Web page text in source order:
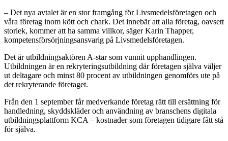
– Det nya avtalet är en stor framgång för Livsmedelsföretagen och
våra företag inom kött och chark. Det innebär att alla företag, oavsett
storlek, kommer att ha samma villkor, säger Karin Thapper,
kompetensförsörjningsansvarig på Livsmedelsföretagen.
Det är utbildningsaktören A-star som vunnit upphandlingen.
Utbildningen är en rekryteringsutbildning där företagen själva väljer
ut deltagare och minst 80 procent av utbildningen genomförs ute på
det rekryterande företaget.
Från den 1 september får medverkande företag rätt till ersättning för
handledning, skyddskläder och användning av branschens digitala
utbildningsplattform KCA – kostnader som företagen tidigare fått stå
för själva.